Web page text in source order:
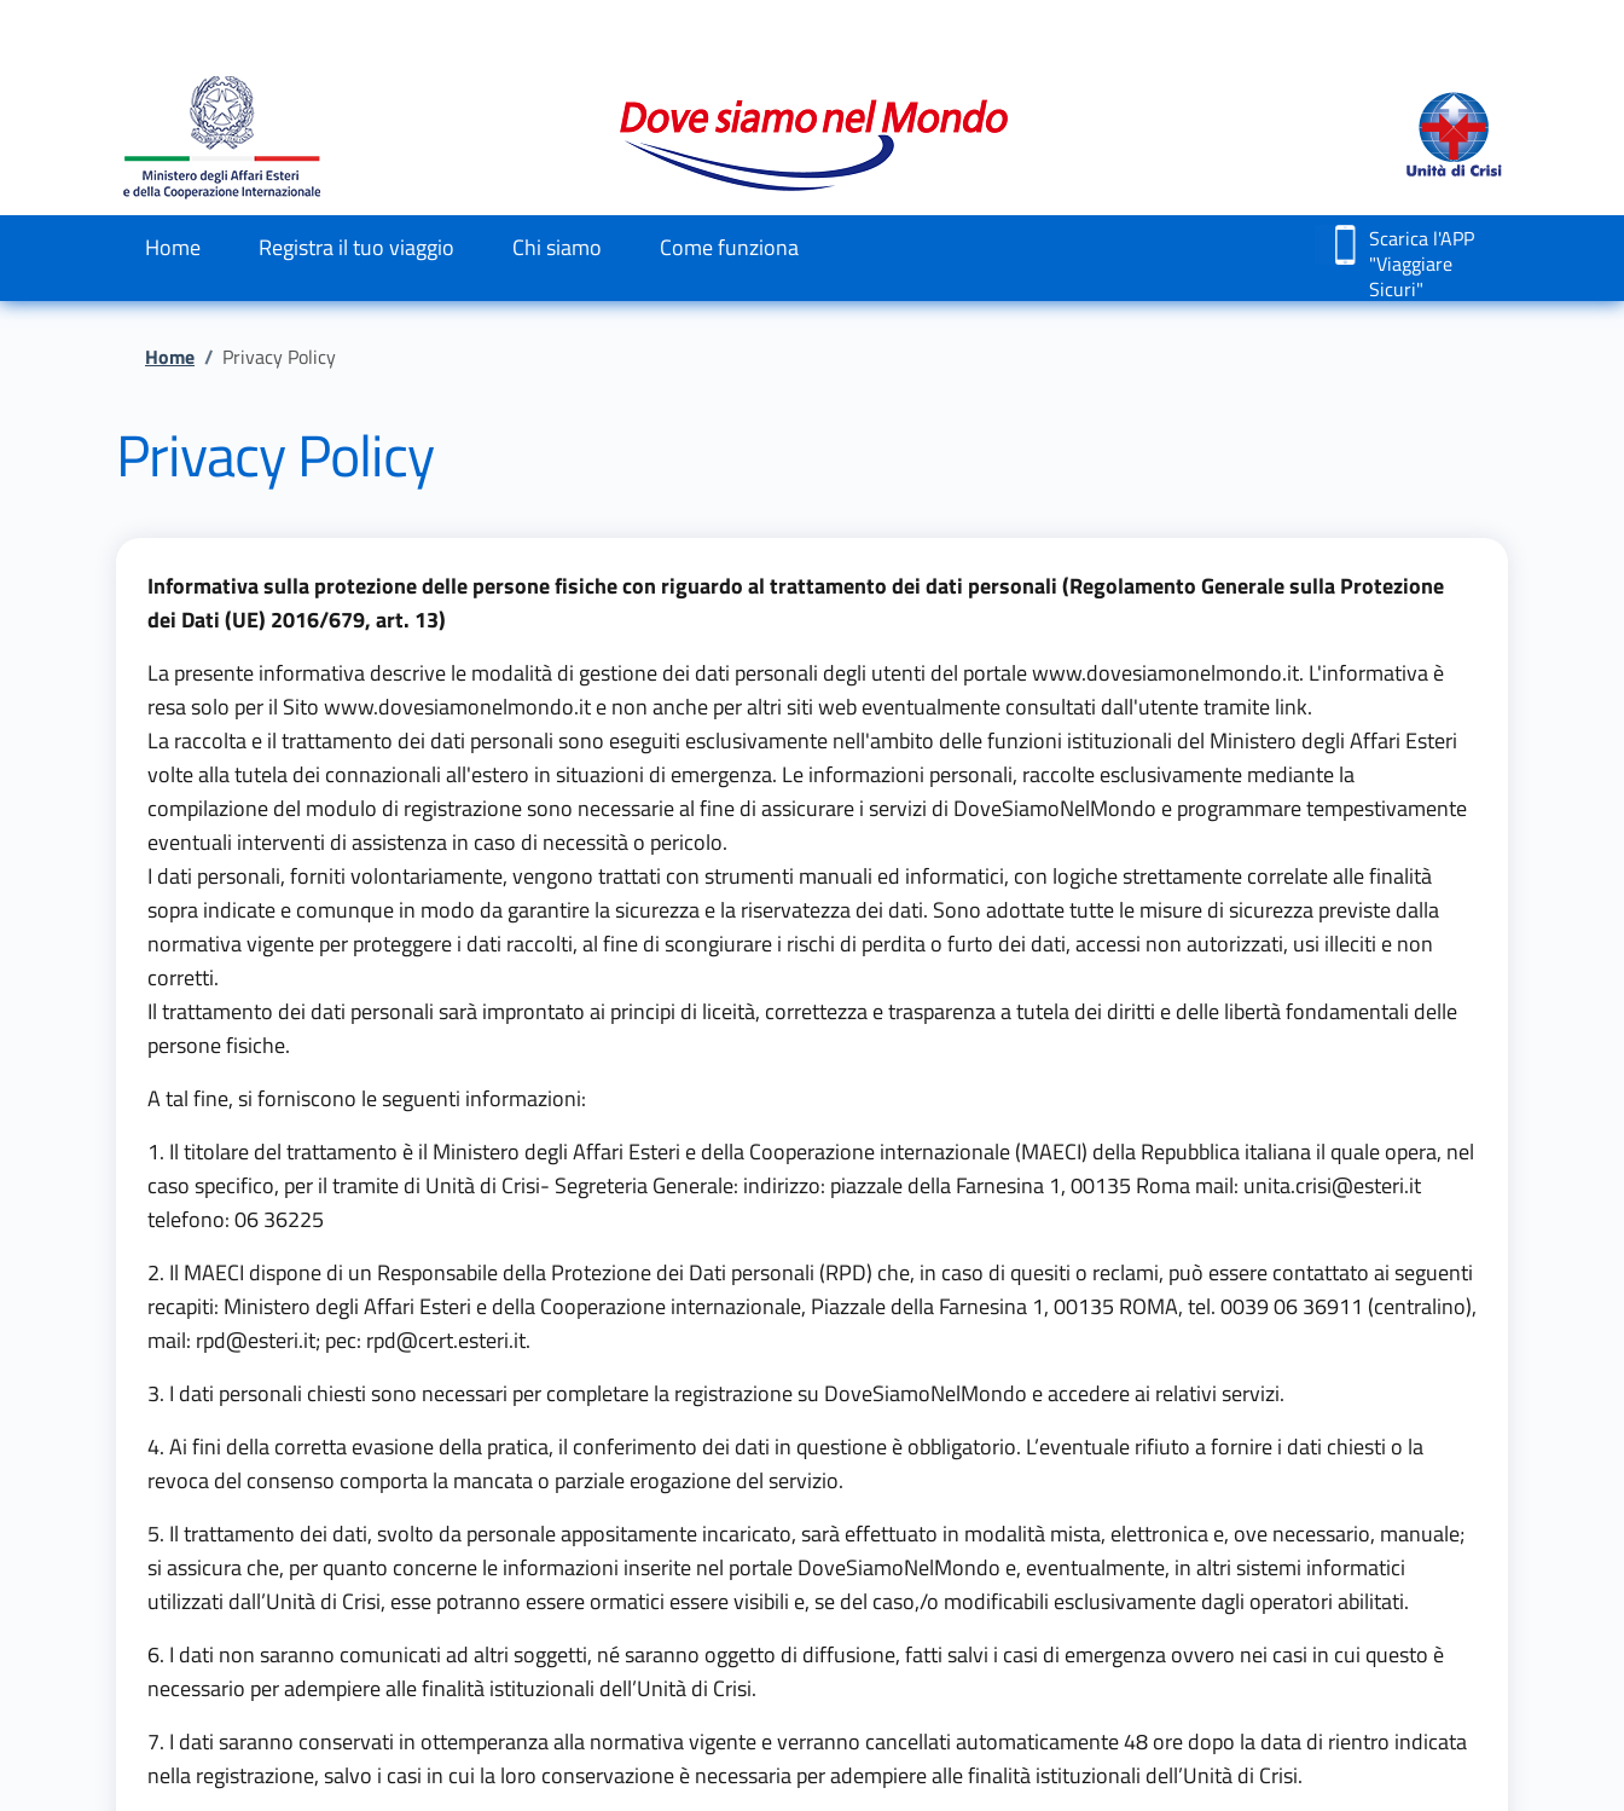
Home Registra il tuo viaggio Chi siamo Come funziona
Scarica l'APP
"Viaggiare
Sicuri"
Briciole di pane
Home / Privacy Policy
Privacy Policy
Informativa sulla protezione delle persone fisiche con riguardo al trattamento dei dati personali (Regolamento Generale sulla Protezione
dei Dati (UE) 2016/679, art. 13)
La presente informativa descrive le modalità di gestione dei dati personali degli utenti del portalewww.dovesiamonelmondo.it. L'informativa è
resa solo per il Sitowww.dovesiamonelmondo.ite non anche per altri siti web eventualmente consultati dall'utente tramite link.
La raccolta e il trattamento dei dati personali sono eseguiti esclusivamente nell'ambito delle funzioni istituzionali del Ministero degli Affari Esteri
volte alla tutela dei connazionali all'estero in situazioni di emergenza. Le informazioni personali, raccolte esclusivamente mediante la
compilazione del modulo di registrazione sono necessarie al fine di assicurare i servizi di DoveSiamoNelMondo e programmare tempestivamente
eventuali interventi di assistenza in caso di necessità o pericolo.
I dati personali, forniti volontariamente, vengono trattati con strumenti manuali ed informatici, con logiche strettamente correlate alle finalità
sopra indicate e comunque in modo da garantire la sicurezza e la riservatezza dei dati. Sono adottate tutte le misure di sicurezza previste dalla
normativa vigente per proteggere i dati raccolti, al fine di scongiurare i rischi di perdita o furto dei dati, accessi non autorizzati, usi illeciti e non
corretti.
Il trattamento dei dati personali sarà improntato ai principi di liceità, correttezza e trasparenza a tutela dei diritti e delle libertà fondamentali delle
persone fisiche.
A tal fine, si forniscono le seguenti informazioni:
1. Il titolare del trattamento è il Ministero degli Affari Esteri e della Cooperazione internazionale (MAECI) della Repubblica italiana il quale opera, nel
caso specifico, per il tramite di Unità di Crisi- Segreteria Generale: indirizzo: piazzale della Farnesina 1, 00135 Roma mail: unita.crisi@esteri.it
telefono: 06 36225
2. Il MAECI dispone di un Responsabile della Protezione dei Dati personali (RPD) che, in caso di quesiti o reclami, può essere contattato ai seguenti
recapiti: Ministero degli Affari Esteri e della Cooperazione internazionale, Piazzale della Farnesina 1, 00135 ROMA, tel. 0039 06 36911 (centralino),
mail: rpd@esteri.it; pec: rpd@cert.esteri.it.
3. I dati personali chiesti sono necessari per completare la registrazione su DoveSiamoNelMondo e accedere ai relativi servizi.
4. Ai fini della corretta evasione della pratica, il conferimento dei dati in questione è obbligatorio. L’eventuale rifiuto a fornire i dati chiesti o la
revoca del consenso comporta la mancata o parziale erogazione del servizio.
5. Il trattamento dei dati, svolto da personale appositamente incaricato, sarà effettuato in modalità mista, elettronica e, ove necessario, manuale;
si assicura che, per quanto concerne le informazioni inserite nel portale DoveSiamoNelMondo e, eventualmente, in altri sistemi informatici
utilizzati dall’Unità di Crisi, esse potranno essere ormatici essere visibili e, se del caso,/o modificabili esclusivamente dagli operatori abilitati.
6. I dati non saranno comunicati ad altri soggetti, né saranno oggetto di diffusione, fatti salvi i casi di emergenza ovvero nei casi in cui questo è
necessario per adempiere alle finalità istituzionali dell’Unità di Crisi.
7. I dati saranno conservati in ottemperanza alla normativa vigente e verranno cancellati automaticamente 48 ore dopo la data di rientro indicata
nella registrazione, salvo i casi in cui la loro conservazione è necessaria per adempiere alle finalità istituzionali dell’Unità di Crisi.